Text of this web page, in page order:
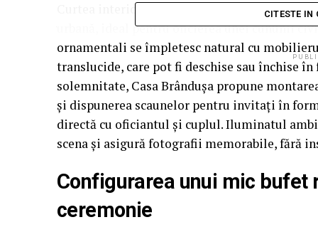
Curtea interioară de pe Strada Brândușelor
urbană, ideal pentru oficierea unei cununii
ornamentali se împletesc natural cu
translucide, care pot fi deschise sau închise
solemnitate, Casa Brândușa propune
și dispunerea scaunelor pentru invitați în
directă cu oficiantul și cuplul. Iluminatul
scena și asigură fotografii memorabile, fără
Configurarea unui mic bufet
ceremonie
CITESTE IN